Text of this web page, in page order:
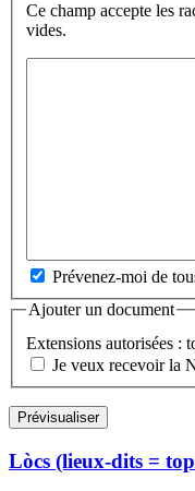
Ce champ accepte les
vides.
Prévenez-moi de
Ajouter un document
Extensions autorisées :
Je veux recevoir la
Lòcs (lieux-dits =